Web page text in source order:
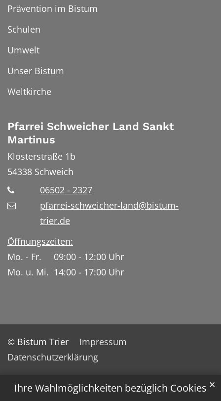
Ihre Wahlmöglichkeiten bezüglich Cookies ✕
Prävention im Bistum
Schulen
Umwelt
Unser Bistum
Weltkirche
Pfarrei Schweicher Land Sankt
Martinus
Klosterstraße 1b
54338 Schweich
06502 - 2327
pfarrei-schweicher-land@bistum-
trier.de
Öffnungszeiten:
Mo. - Fr. 09:00 - 12:00 Uhr
Mo. u. Mi. 14:00 - 17:00 Uhr
© Bistum Trier
Impressum
Datenschutzerklärung